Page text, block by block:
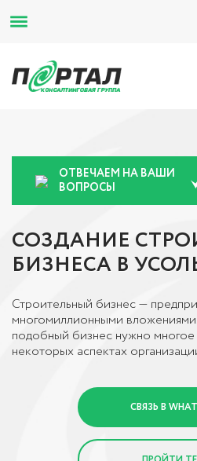
ОТВЕЧАЕМ НА ВАШИ
ВОПРОСЫ
СОЗДАНИЕ
БИЗНЕСА В
Строительный бизнес —
многомиллионными
подобный бизнес нужно многое
некоторых аспектах
СВЯЗЬ В